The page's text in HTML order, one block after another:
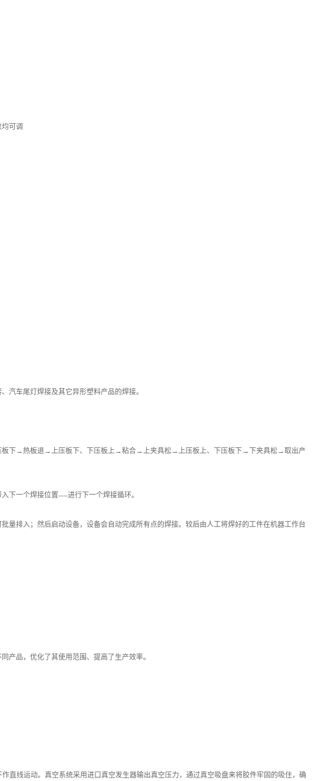
可调
汽车尾灯焊接及其它异形塑料产品的焊接。
下→热板退→上压板下、下压板上→粘合→上夹具松→上压板上、下压板下→下夹具松→取出产
下一个焊接位置----进行下一个焊接循环。
排入；然后启动设备，设备会自动完成所有点的焊接。较后由人工将焊好的工件在机器工作台
产品，优化了其使用范围、提高了生产效率。
直线运动。真空系统采用进口真空发生器输出真空压力，通过真空吸盘来将胶件牢固的吸住，确